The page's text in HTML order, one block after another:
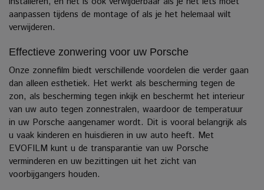
aanpassen tijdens de montage of als je het helemaal wilt
verwijderen.
Effectieve zonwering voor uw Porsche
Onze zonnefilm biedt verschillende voordelen die verder gaan
dan alleen esthetiek. Het werkt als bescherming tegen de
zon, als bescherming tegen inkijk en beschermt het interieur
van uw auto tegen zonnestralen, waardoor de temperatuur
in uw Porsche aangenamer wordt. Dit is vooral belangrijk als
u vaak kinderen en huisdieren in uw auto heeft. Met
EVOFILM kunt u de transparantie van uw Porsche
verminderen en uw bezittingen uit het zicht van
voorbijgangers houden.